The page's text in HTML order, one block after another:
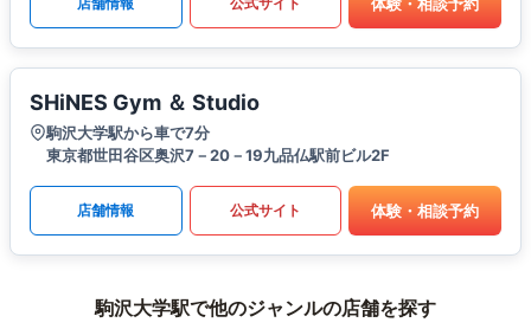
SHiNES Gym ＆ Studio
駒沢大学駅から車で7分
東京都世田谷区奥沢7－20－19九品仏駅前ビル2F
店舗情報 公式サイト 体験・相談予約
駒沢大学駅で他のジャンルの店舗を探す